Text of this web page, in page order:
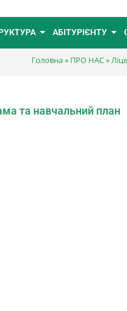
АБІТУРІЄНТУ
Головна» ПРО НАС»
та навчальний план